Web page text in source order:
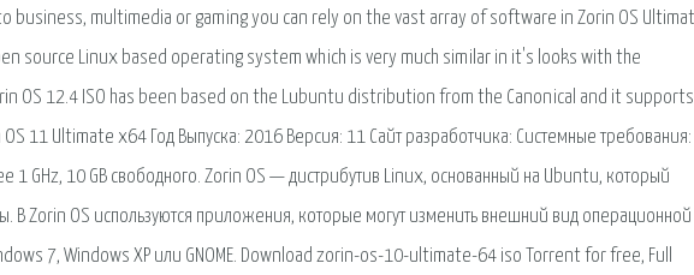
multimedia or gaming you can rely on the vast array of software in Zorin OS
source Linux based operating system which is very much similar in it's looks with the
OS 12.4 ISO has been based on the Lubuntu distribution from the Canonical and it
11 Ultimate x64 Год Выпуска: 2016 Версия: 11 Сайт разработчика: Системные требования:
1 GHz, 10 GB свободного. Zorin OS — дистрибутив Linux, основанный на Ubuntu, который
В Zorin OS используются приложения, которые могут изменить внешний вид операционной
7, Windows XP или GNOME. Download zorin-os-10-ultimate-64 iso Torrent for free, Full